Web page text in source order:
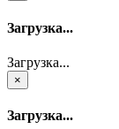
Загрузка...
Загрузка...
×
Загрузка...